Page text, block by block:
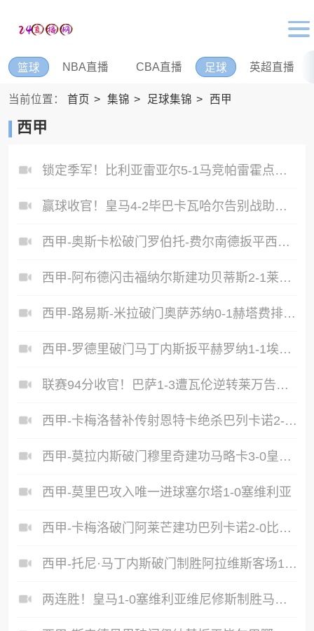
篮球 NBA直播 CBA直播 足球 英超直播
当前位置： 首页 集锦 足球集锦 西甲
西甲
锁定季军！比利亚雷亚尔5-1马竞帕雷霍点射佩雷斯两射一传
赢球收官！皇马4-2毕巴卡瓦哈尔告别战助攻姆巴佩贝林厄姆破门
西甲-奥斯卡松破门罗伯托-费尔南德扳平西班牙人1-1皇家社会
西甲-阿布德闪击福纳尔斯建功贝蒂斯2-1莱万特
西甲-路易斯-米拉破门奥萨苏纳0-1赫塔费排第17惊险保级
西甲-罗德里破门马丁内斯扳平赫罗纳1-1埃尔切惨遭降级
联赛94分收官！巴萨1-3遭瓦伦逆转莱万告别战破门费兰献助攻
西甲-卡梅洛替补传射恩特卡绝杀巴列卡诺2-1逆转阿拉维斯
西甲-莫拉内斯破门穆里奇建功马略卡3-0皇家奥维耶多仍遭降级
西甲-莫里巴攻入唯一进球塞尔塔1-0塞维利亚
西甲-卡梅洛破门阿莱芒建功巴列卡诺2-0比利亚雷亚尔
西甲-托尼·马丁内斯破门制胜阿拉维斯客场1-0皇家奥维耶多
两连胜！皇马1-0塞维利亚维尼修斯制胜马斯坦托诺中柱姆总失良机